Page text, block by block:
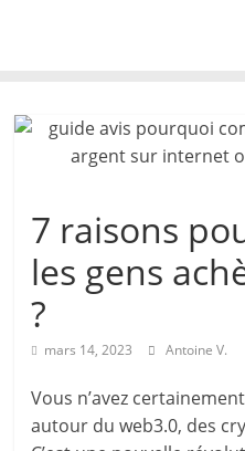
7 raisons
les gens
?
mars 14, 2023 Antoine V.
Vous n’avez
autour du web3.0, des